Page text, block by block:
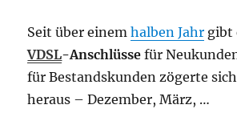
Seit über einemhalben Jahr gibt
VDSL-Anschlüsse für
für Bestandskunden zögerte
heraus – Dezember, März, …